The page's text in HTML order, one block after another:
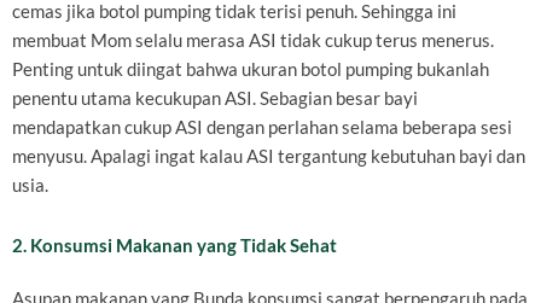
cemas jika botol pumping tidak terisi penuh. Sehingga ini
membuat Mom selalu merasa ASI tidak cukup terus menerus.
Penting untuk diingat bahwa ukuran botol pumping bukanlah
penentu utama kecukupan ASI. Sebagian besar bayi
mendapatkan cukup ASI dengan perlahan selama beberapa sesi
menyusu. Apalagi ingat kalau ASI tergantung kebutuhan bayi dan
usia.
2. Konsumsi Makanan yang Tidak Sehat
Asupan makanan yang Bunda konsumsi sangat berpengaruh pada